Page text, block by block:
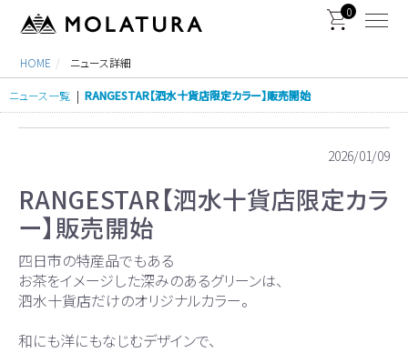
0
HOME ニュース詳細
ニュース一覧 | RANGESTAR【泗水十貨店限定カラー】販売開始
2026/01/09
RANGESTAR【泗水十貨店限定カラ
ー】販売開始
四日市の特産品でもある
お茶をイメージした深みのあるグリーンは、
泗水十貨店だけのオリジナルカラー。
和にも洋にもなじむデザインで、